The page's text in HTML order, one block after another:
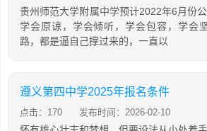
贵州师范大学附属中学预计2022年6月份
学会原谅，学会倾听，学会包容，学会
路，都是逼自己撑过来的，一直以
遵义第四中学2025年报名条件
点击：170 发布时间：2026-02-10